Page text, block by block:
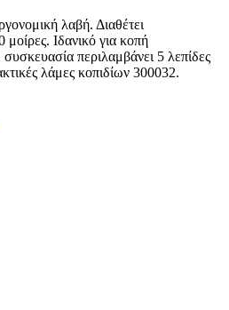
λαβή. Διαθέτει
Ιδανικό για κοπή
περιλαμβάνει 5 λεπίδες
λάμες κοπιδίων 300032.